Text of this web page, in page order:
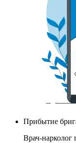
Прибытие
Врач-нарколог